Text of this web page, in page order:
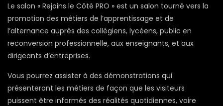
Le salon « Rejoins le Côté PRO » est un salon tourné vers la
promotion des métiers de l’apprentissage et de
l’alternance auprès des collégiens, lycéens, public en
reconversion professionnelle, aux enseignants, et aux
dirigeants d’entreprises.
Vous pourrez assister à des démonstrations qui
présenteront les métiers de façon que les visiteurs
puissent être informés des réalités quotidiennes, voire